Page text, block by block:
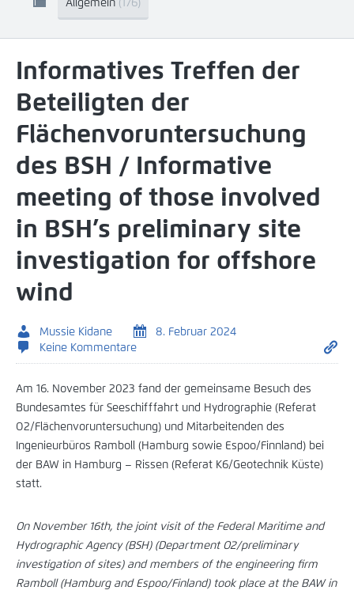
Allgemein (176)
Informatives Treffen der
Beteiligten der
Flächenvoruntersuchung
des BSH / Informative
meeting of those involved
in BSH’s preliminary site
investigation for offshore
wind
Mussie Kidane
8. Februar 2024
Keine Kommentare
Am 16. November 2023 fand der gemeinsame Besuch des
Bundesamtes für Seeschifffahrt und Hydrographie (Referat
O2/Flächenvoruntersuchung) und Mitarbeitenden des
Ingenieurbüros Ramboll (Hamburg sowie Espoo/Finnland) bei
der BAW in Hamburg – Rissen (Referat K6/Geotechnik Küste)
statt.
On November 16th, the joint visit of the Federal Maritime and
Hydrographic Agency (BSH) (Department O2/preliminary
investigation of sites) and members of the engineering firm
Ramboll (Hamburg and Espoo/Finland) took place at the BAW in